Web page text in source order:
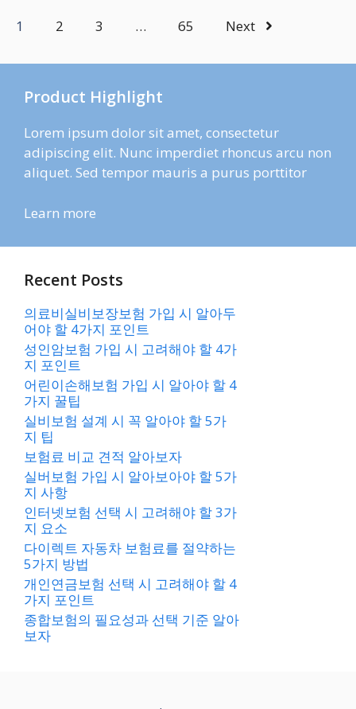
1 2 3 … 65 Next
Product Highlight
Lorem ipsum dolor sit amet, consectetur
adipiscing elit. Nunc imperdiet rhoncus arcu non
aliquet. Sed tempor mauris a purus porttitor
Learn more
Recent Posts
의료비실비보장보험 가입 시 알아두
어야 할 4가지 포인트
성인암보험 가입 시 고려해야 할 4가
지 포인트
어린이손해보험 가입 시 알아야 할 4
가지 꿀팁
실비보험 설계 시 꼭 알아야 할 5가
지 팁
보험료 비교 견적 알아보자
실버보험 가입 시 알아보아야 할 5가
지 사항
인터넷보험 선택 시 고려해야 할 3가
지 요소
다이렉트 자동차 보험료를 절약하는
5가지 방법
개인연금보험 선택 시 고려해야 할 4
가지 포인트
종합보험의 필요성과 선택 기준 알아
보자